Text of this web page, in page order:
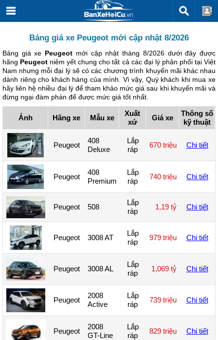
Bảng giá xe Peugeot mới cập nhật 8/2026
Bảng giá xe Peugeot mới cập nhật tháng 8/2026 dưới đây được
hãng Peugeot niêm yết chung cho tất cả các đại lý phân phối tại Việt
Nam nhưng mỗi đại lý sẽ có các chương trình khuyến mãi khác nhau
dành riêng cho khách hàng của mình. Vì vậy, Quý khách khi mua xe
hãy liên hệ nhiều đại lý để tham khảo mức giá sau khi khuyến mãi và
đừng ngại đàm phán để được mức giá tốt nhất.
Ảnh Hãng xe Mẫu xe
Xuất
xứ
Giá xe
Thông số
kỹ thuật
Peugeot
408
Deluxe
Lắp
ráp
670 triệu Chi tiết
Peugeot
408
Premium
Lắp
ráp
740 triệu Chi tiết
Peugeot 508
Lắp
ráp
1,19 tỷ Chi tiết
Peugeot 3008 AT
Lắp
ráp
979 triệu Chi tiết
Peugeot 3008 AL
Lắp
ráp
1,069 tỷ Chi tiết
Peugeot
2008
Active
Lắp
ráp
739 triệu Chi tiết
Peugeot
2008
GT-Line
Lắp
ráp
829 triệu Chi tiết